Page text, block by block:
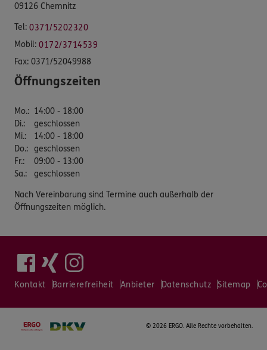
09126 Chemnitz
Tel: 0371/5202320
Mobil: 0172/3714539
Fax: 0371/52049988
Öffnungszeiten
Mo.: 14:00 - 18:00
Di.:
geschlossen
Mi.:
14:00 - 18:00
Do.: geschlossen
Fr.:
09:00 - 13:00
Sa.: geschlossen
Nach Vereinbarung sind Termine auch außerhalb der
Öffnungszeiten möglich.
Kontakt Barrierefreiheit Anbieter Datenschutz Sitemap
© 2026 ERGO. Alle Rechte vorbehalten.